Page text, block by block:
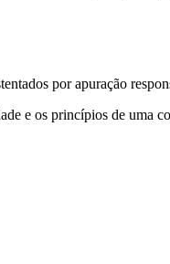
por apuração
e os princípios de uma